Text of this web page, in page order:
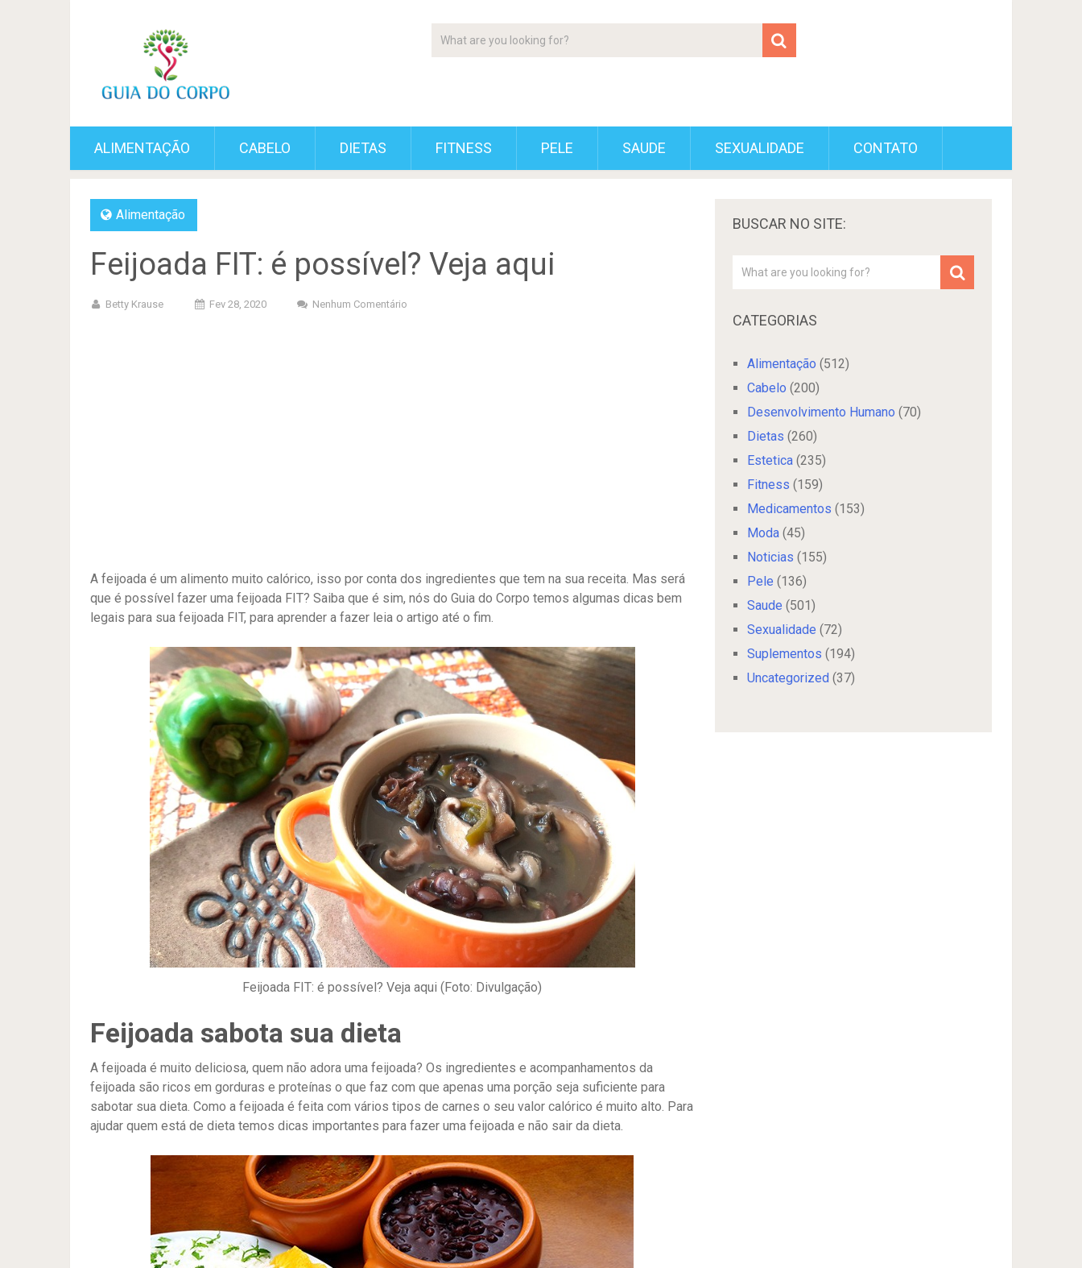
ALIMENTAÇÃO CABELO DIETAS FITNESS PELE SAUDE SEXUALIDADE CONTATO
Alimentação
Feijoada FIT: é possível? Veja aqui
Betty Krause Fev 28, 2020 Nenhum Comentário
A feijoada é um alimento muito calórico, isso por conta dos ingredientes que tem na sua receita. Mas será
que é possível fazer uma feijoada FIT? Saiba que é sim, nós do Guia do Corpo temos algumas dicas bem
legais para sua feijoada FIT, para aprender a fazer leia o artigo até o fim.
Feijoada FIT: é possível? Veja aqui (Foto: Divulgação)
Feijoada sabota sua dieta
A feijoada é muito deliciosa, quem não adora uma feijoada? Os ingredientes e acompanhamentos da
feijoada são ricos em gorduras e proteínas o que faz com que apenas uma porção seja suficiente para
sabotar sua dieta. Como a feijoada é feita com vários tipos de carnes o seu valor calórico é muito alto. Para
ajudar quem está de dieta temos dicas importantes para fazer uma feijoada e não sair da dieta.
BUSCAR NO SITE:
CATEGORIAS
Alimentação (512)
Cabelo (200)
Desenvolvimento Humano (70)
Dietas (260)
Estetica (235)
Fitness (159)
Medicamentos (153)
Moda (45)
Noticias (155)
Pele (136)
Saude (501)
Sexualidade (72)
Suplementos (194)
Uncategorized (37)